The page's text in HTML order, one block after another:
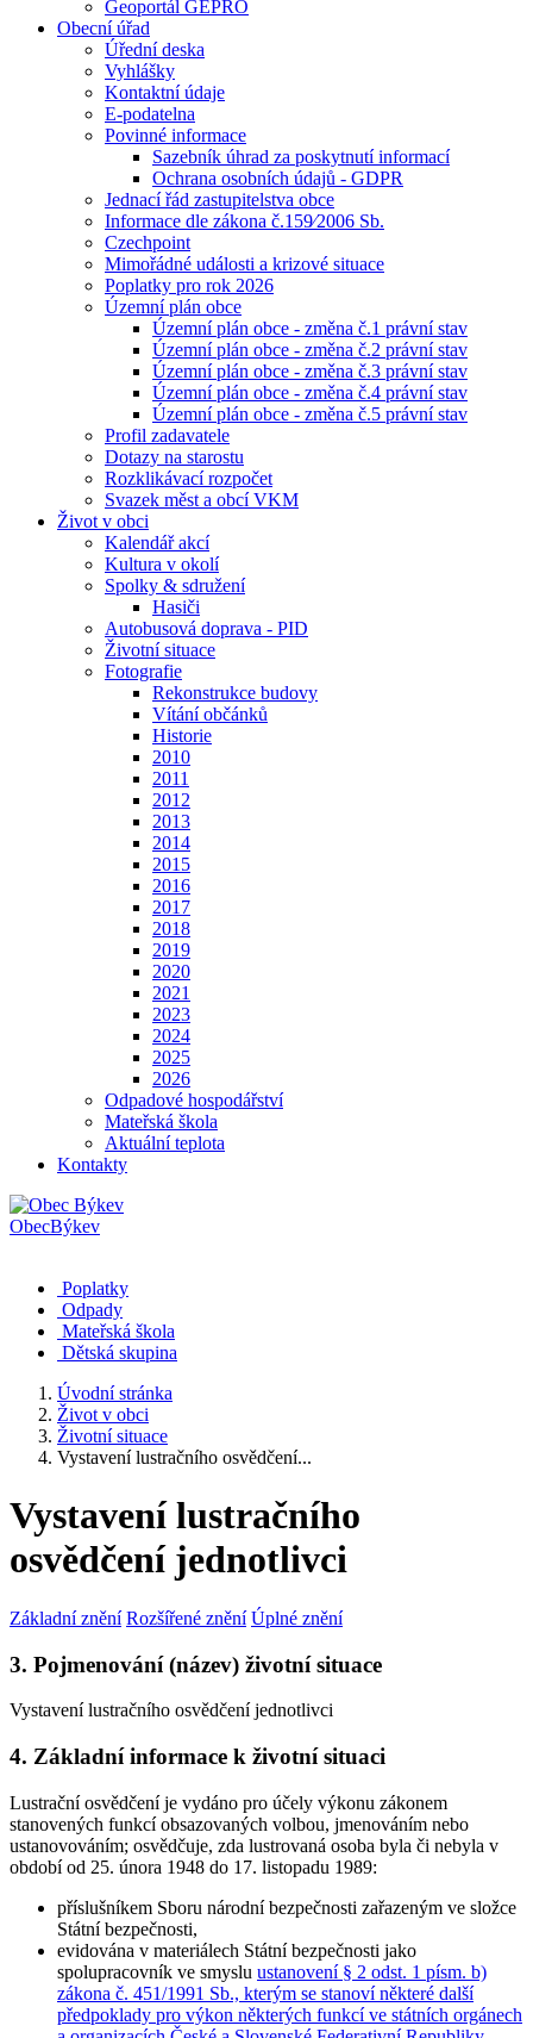
Geoportál GEPRO
Obecní úřad
Úřední deska
Vyhlášky
Kontaktní údaje
E-podatelna
Povinné informace
Sazebník úhrad za poskytnutí informací
Ochrana osobních údajů - GDPR
Jednací řád zastupitelstva obce
Informace dle zákona č.159⁄2006 Sb.
Czechpoint
Mimořádné události a krizové situace
Poplatky pro rok 2026
Územní plán obce
Územní plán obce - změna č.1 právní stav
Územní plán obce - změna č.2 právní stav
Územní plán obce - změna č.3 právní stav
Územní plán obce - změna č.4 právní stav
Územní plán obce - změna č.5 právní stav
Profil zadavatele
Dotazy na starostu
Rozklikávací rozpočet
Svazek měst a obcí VKM
Život v obci
Kalendář akcí
Kultura v okolí
Spolky & sdružení
Hasiči
Autobusová doprava - PID
Životní situace
Fotografie
Rekonstrukce budovy
Vítání občánků
Historie
2010
2011
2012
2013
2014
2015
2016
2017
2018
2019
2020
2021
2023
2024
2025
2026
Odpadové hospodářství
Mateřská škola
Aktuální teplota
Kontakty
ObecBýkev
Poplatky
Odpady
Mateřská škola
Dětská skupina
Úvodní stránka
Život v obci
Životní situace
Vystavení lustračního osvědčení...
Vystavení lustračního
osvědčení jednotlivci
Základní znění Rozšířené znění Úplné znění
3. Pojmenování (název) životní situace
Vystavení lustračního osvědčení jednotlivci
4. Základní informace k životní situaci
Lustrační osvědčení je vydáno pro účely výkonu zákonem
stanovených funkcíobsazovaných volbou, jmenováním nebo
ustanovováním; osvědčuje, zda lustrovaná osoba byla či nebyla v
období od 25. února 1948 do 17. listopadu 1989:
příslušníkem Sboru národní bezpečnosti zařazeným ve složce
Státní bezpečnosti,
evidována v materiálech Státní bezpečnosti jako
spolupracovník ve smyslu ustanovení § 2 odst. 1 písm. b)
zákona č. 451/1991 Sb., kterým se stanoví některé další
předpoklady pro výkon některých funkcí ve státních orgánech